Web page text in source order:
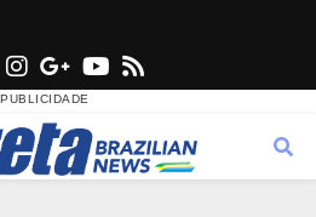
T
w n
s
t
G
o
o
g
Y
u
t
s